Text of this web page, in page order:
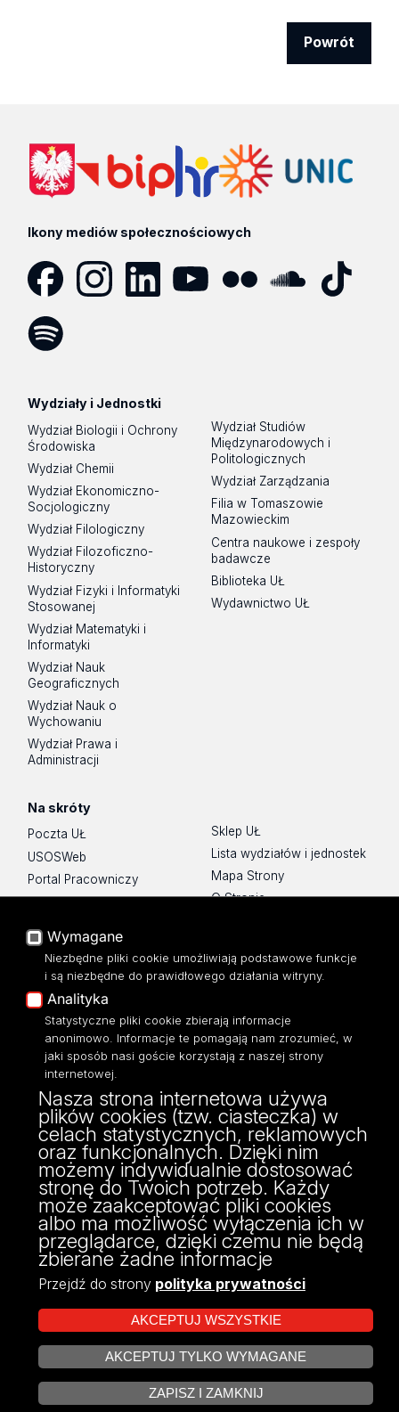
Powrót
Ikony mediów społecznościowych
Wydziały i Jednostki
Wydział Biologii i Ochrony
Środowiska
Wydział Chemii
Wydział Ekonomiczno-
Socjologiczny
Wydział Filologiczny
Wydział Filozoficzno-
Historyczny
Wydział Fizyki i Informatyki
Stosowanej
Wydział Matematyki i
Informatyki
Wydział Nauk
Geograficznych
Wydział Nauk o
Wychowaniu
Wydział Prawa i
Administracji
Wydział Studiów
Międzynarodowych i
Politologicznych
Wydział Zarządzania
Filia w Tomaszowie
Mazowieckim
Centra naukowe i zespoły
badawcze
Biblioteka UŁ
Wydawnictwo UŁ
Na skróty
Poczta UŁ
USOSWeb
Portal Pracowniczy
Baza Aktów Własnych
Moodle
Eksperci UŁ
Polityka Prywatności
Dostępność
Sklep UŁ
Lista wydziałów i jednostek
Mapa Strony
O Stronie
ul. Narutowicza 68, 90-136 Łódź
NIP: 724 000 32 43
Adres do doręczeń elektronicznych (ADE):
AE:PL-74796-17640-IHHIV-17
KONTAKT
Projekt Multiportalu UŁ współfinansowany z funduszy Unii Europejskiej w
ramach konkursu NCBR
Wymagane
Niezbędne pliki cookie umożliwiają podstawowe funkcje
i są niezbędne do prawidłowego działania witryny.
Analityka
Statystyczne pliki cookie zbierają informacje
anonimowo. Informacje te pomagają nam zrozumieć, w
jaki sposób nasi goście korzystają z naszej strony
internetowej.
Nasza strona internetowa używa
plików cookies (tzw. ciasteczka) w
celach statystycznych, reklamowych
oraz funkcjonalnych. Dzięki nim
możemy indywidualnie dostosować
stronę do Twoich potrzeb. Każdy
może zaakceptować pliki cookies
albo ma możliwość wyłączenia ich w
przeglądarce, dzięki czemu nie będą
zbierane żadne informacje
Przejdź do strony polityka prywatności
AKCEPTUJ WSZYSTKIE
AKCEPTUJ TYLKO WYMAGANE
ZAPISZ I ZAMKNIJ
ZARZĄDZAJ COOKIES